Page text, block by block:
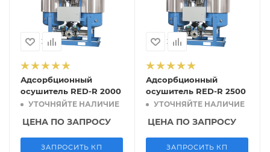
Адсорбционный
осушитель RED-R 2000
УТОЧНЯЙТЕ НАЛИЧИЕ
ЦЕНА ПО ЗАПРОСУ
ЗАПРОСИТЬ КП
Адсорбционный
осушитель RED-R 2500
УТОЧНЯЙТЕ НАЛИЧИЕ
ЦЕНА ПО ЗАПРОСУ
ЗАПРОСИТЬ КП